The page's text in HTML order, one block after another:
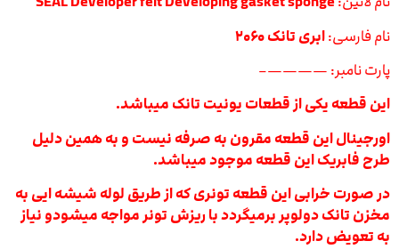
نام فارسی:ابری تانک ۲۰۶۰
پارت نامبر: ————–
این قطعه یکی از قطعات یونیت تانک میباشد.
اورجینال این قطعه مقرون به صرفه نیست و به همین دلیل
طرح فابریک این قطعه موجود میباشد.
در صورت خرابی این قطعه تونری که از طریق لوله شیشه ایی به
مخزن تانک دولوپر برمیگردد با ریزش تونر مواجه میشودو نیاز
به تعویض دارد.